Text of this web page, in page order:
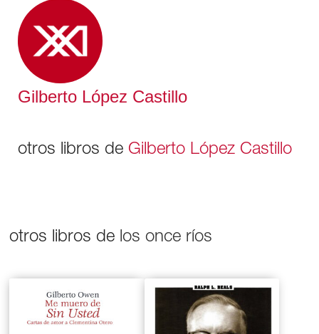
Gilberto López Castillo
otros libros de Gilberto López Castillo
otros libros de los once ríos